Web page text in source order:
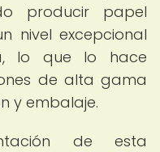
producir papel
nivel excepcional
lo que lo hace
de alta gama
y embalaje.
de esta